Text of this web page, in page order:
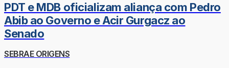
PDT e MDB oficializam aliança com Pedro
Abib ao Governo e Acir Gurgacz ao
Senado
SEBRAE ORIGENS